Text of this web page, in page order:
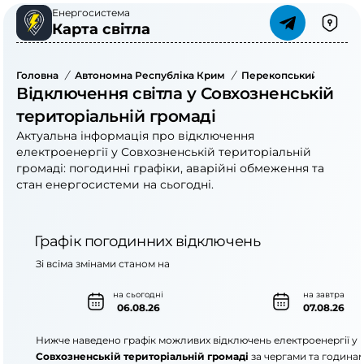
Енергосистема
Карта світла
Головна / Автономна Республіка Крим / Перекопський Район
Відключення світла у Совхозненській
територіальній громаді
Актуальна інформація про відключення
електроенергії у Совхозненській територіальній
громаді: погодинні графіки, аварійні обмеження та
стан енергосистеми на сьогодні.
Графік погодинних відключень
на сьогодні
06.08.26
на завтра
07.08.26
Зі всіма змінами станом на
Нижче наведено графік можливих відключень електроенергії у
Совхозненській територіальній громаді за чергами та